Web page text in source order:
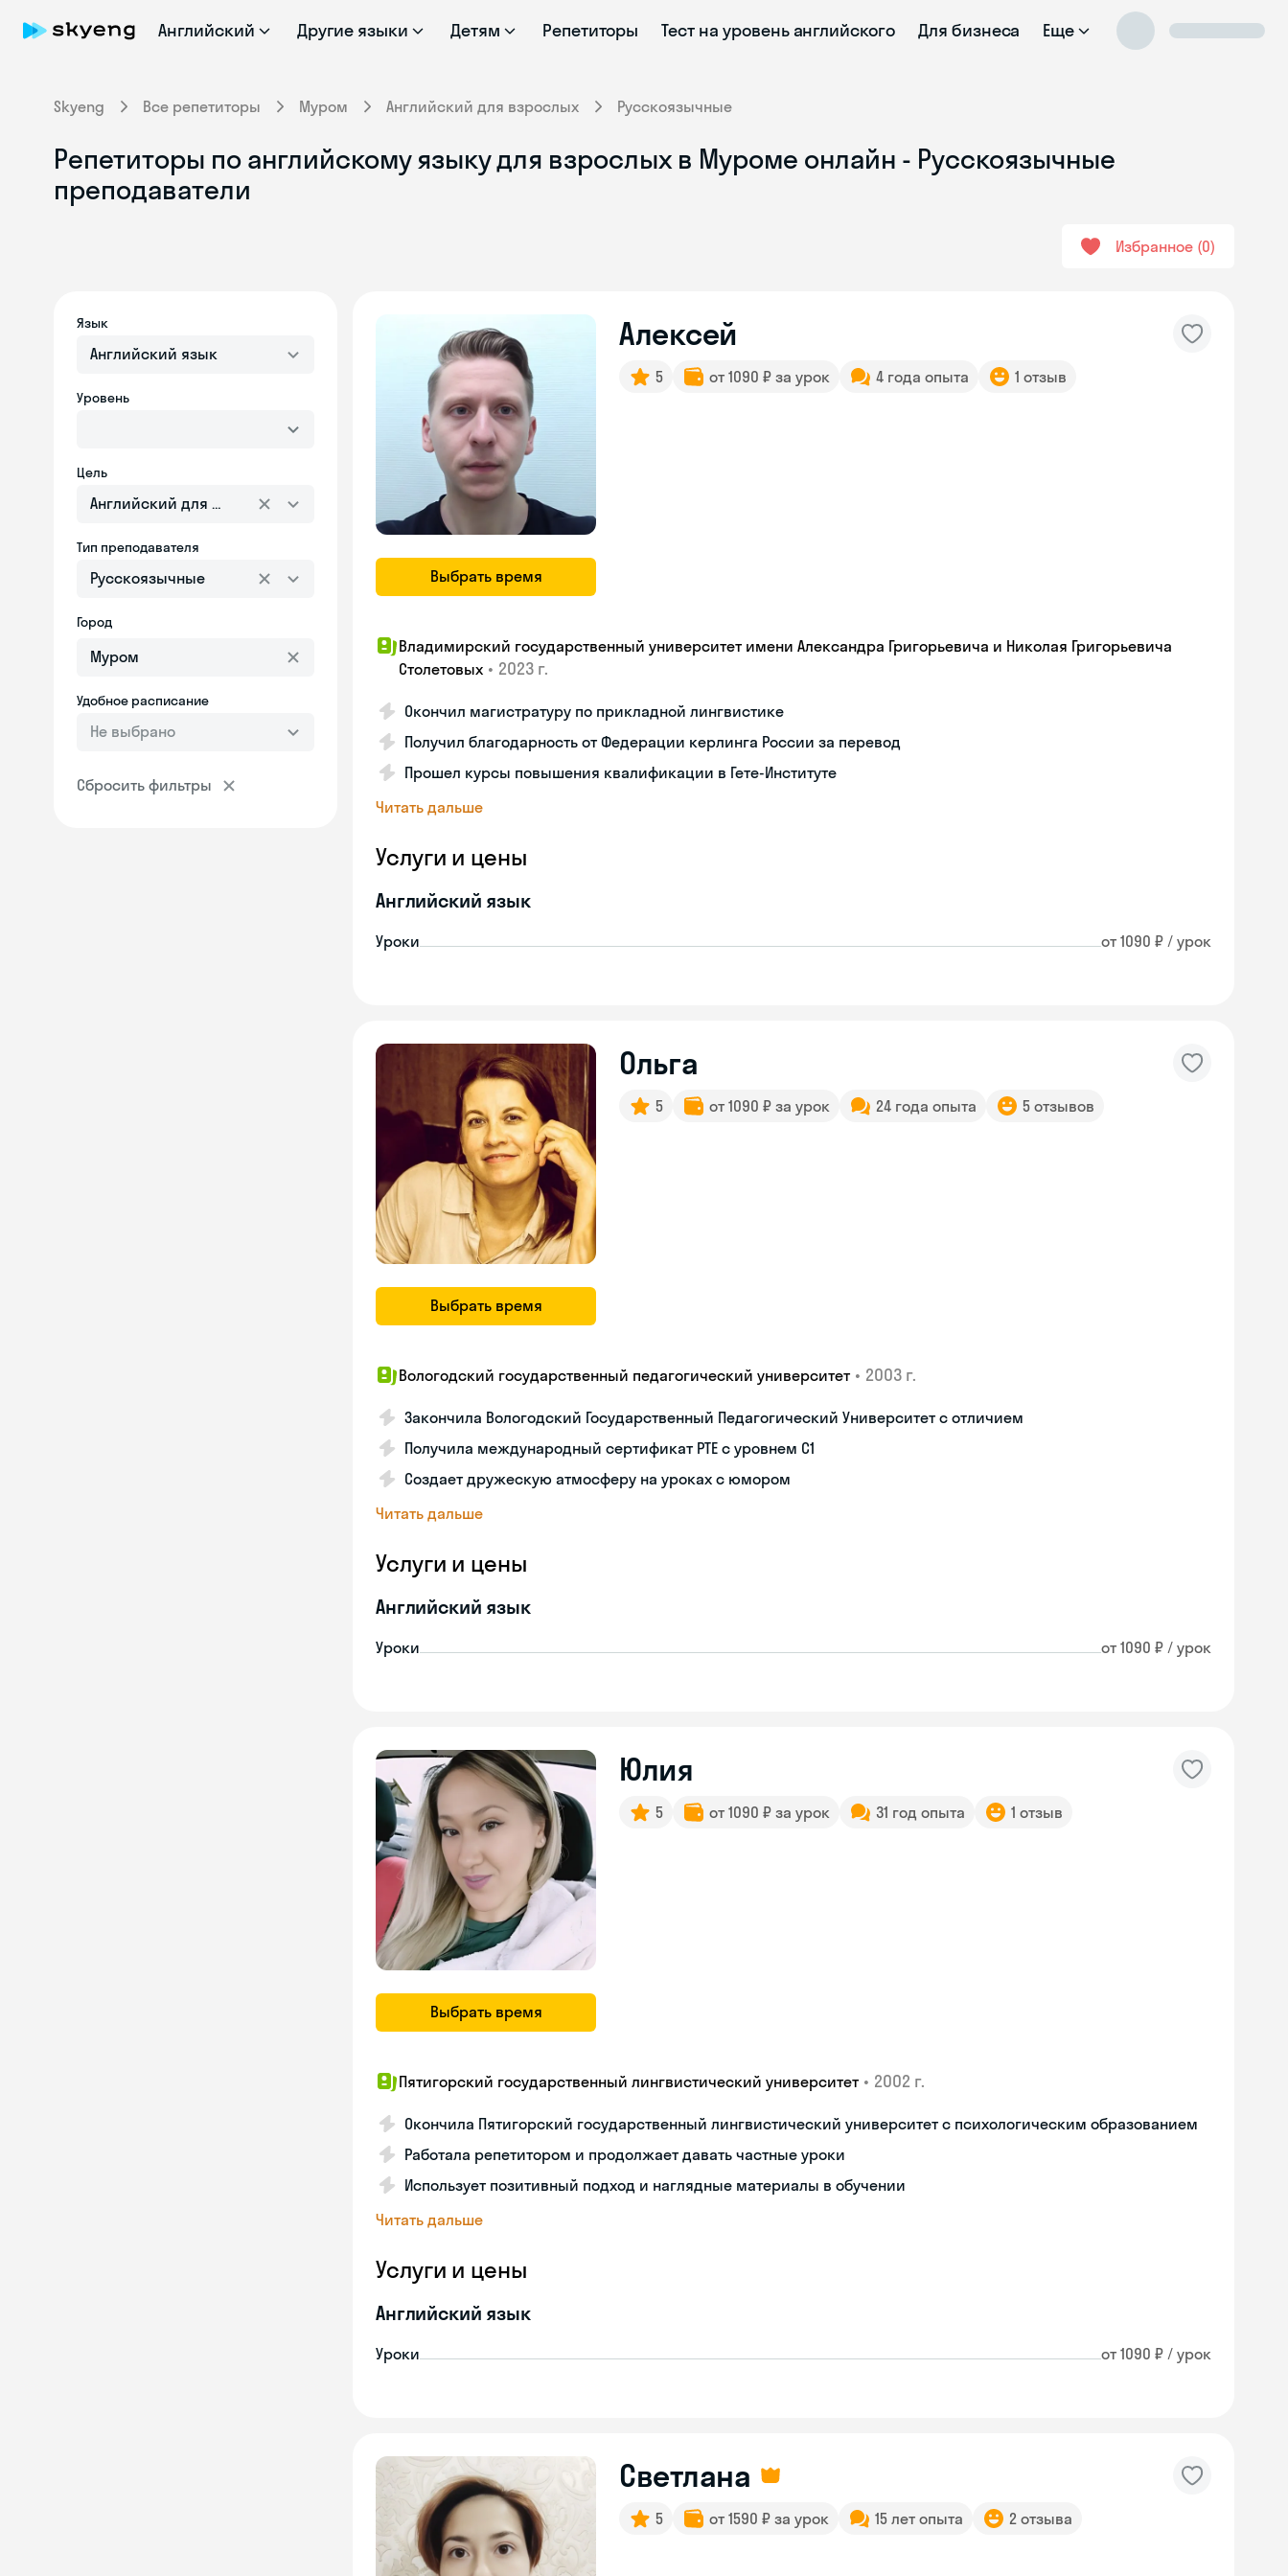
Английский Другие языки Детям Репетиторы Тест на уровень английского Для бизнеса Еще
Skyeng Все репетиторы Муром Английский для взрослых Русскоязычные
Репетиторы по английскому языку для взрослых в Муроме онлайн - Русскоязычные
преподаватели
Избранное 0
Язык
Английский язык
Уровень
Цель
Английский для взрослых
Тип преподавателя
Русскоязычные
Город
Удобное расписание
Не выбрано
Сбросить фильтры
Выбрать время
Алексей
5 от 1090 ₽ за урок 4 года опыта 1 отзыв
Владимирский государственный университет имени Александра Григорьевича и Николая Григорьевича
Столетовых • 2023 г.
Окончил магистратуру по прикладной лингвистике
Получил благодарность от Федерации керлинга России за перевод
Прошел курсы повышения квалификации в Гете-Институте
Читать дальше
Услуги и цены
Английский язык
Уроки от 1090 ₽ / урок
Выбрать время
Ольга
5 от 1090 ₽ за урок 24 года опыта 5 отзывов
Вологодский государственный педагогический университет • 2003 г.
Закончила Вологодский Государственный Педагогический Университет с отличием
Получила международный сертификат PTE с уровнем C1
Создает дружескую атмосферу на уроках с юмором
Читать дальше
Услуги и цены
Английский язык
Уроки от 1090 ₽ / урок
Выбрать время
Юлия
5 от 1090 ₽ за урок 31 год опыта 1 отзыв
Пятигорский государственный лингвистический университет • 2002 г.
Окончила Пятигорский государственный лингвистический университет с психологическим образованием
Работала репетитором и продолжает давать частные уроки
Использует позитивный подход и наглядные материалы в обучении
Читать дальше
Услуги и цены
Английский язык
Уроки от 1090 ₽ / урок
Светлана
5 от 1590 ₽ за урок 15 лет опыта 2 отзыва